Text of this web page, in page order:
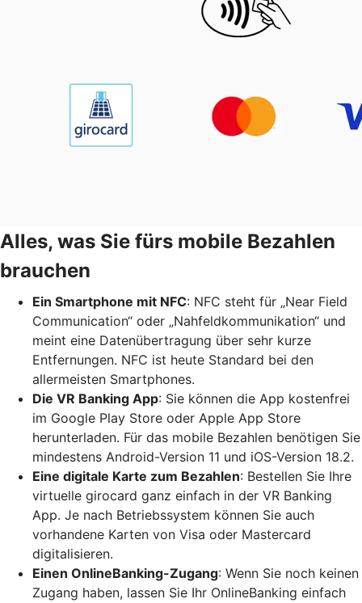
Alles, was Sie fürs mobile Bezahlen
brauchen
Ein Smartphone mit NFC: NFC steht für „Near Field
Communication“ oder „Nahfeldkommunikation“ und
meint eine Datenübertragung über sehr kurze
Entfernungen. NFC ist heute Standard bei den
allermeisten Smartphones.
Die VR Banking App: Sie können die App kostenfrei
im Google Play Store oder Apple App Store
herunterladen. Für das mobile Bezahlen benötigen Sie
mindestens Android-Version 11 und iOS-Version 18.2.
Eine digitale Karte zum Bezahlen: Bestellen Sie Ihre
virtuelle girocard ganz einfach in der VR Banking
App. Je nach Betriebssystem können Sie auch
vorhandene Karten von Visa oder Mastercard
digitalisieren.
Einen OnlineBanking-Zugang: Wenn Sie noch keinen
Zugang haben, lassen Sie Ihr OnlineBanking einfach